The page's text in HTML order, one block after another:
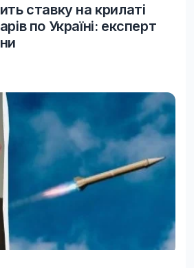
ставку на крилаті
по Україні: експерт